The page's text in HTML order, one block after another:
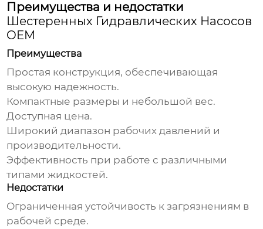
Преимущества и недостатки
Шестеренных Гидравлических Насосов
OEM
Преимущества
Простая конструкция, обеспечивающая
высокую надежность.
Компактные размеры и небольшой вес.
Доступная цена.
Широкий диапазон рабочих давлений и
производительности.
Эффективность при работе с различными
типами жидкостей.
Недостатки
Ограниченная устойчивость к загрязнениям в
рабочей среде.